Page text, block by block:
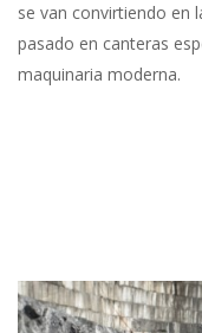
se van convirtiendo en
pasado en canteras
maquinaria moderna.